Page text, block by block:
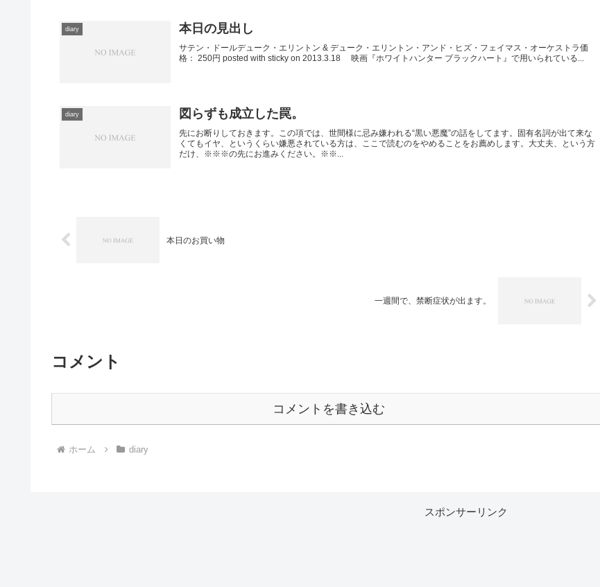
diary 本日の見出し
サテン・ドールデューク・エリントン & デューク・エリントン・アンド・ヒズ・フェイマス・オーケストラ価
格： 250円 posted with sticky on 2013.3.18 映画『ホワイトハンター ブラックハート』で用いられている...
diary 図らずも成立した罠。
先にお断りしておきます。この項では、世間様に忌み嫌われる“黒い悪魔”の話をしてます。固有名詞が出て来な
くてもイヤ、というくらい嫌悪されている方は、ここで読むのをやめることをお薦めします。大丈夫、という方
だけ、※※※の先にお進みください。※※...
本日のお買い物
一週間で、禁断症状が出ます。
コメント
コメントを書き込む
ホーム diary
スポンサーリンク